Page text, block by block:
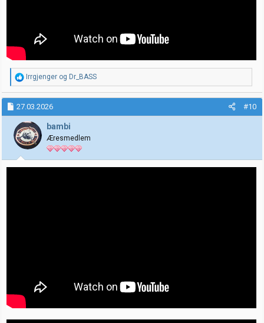
R
e
a
k
s
j
o
n
e
r
Irrgjenger og Dr_BASS
27.03.2026 #10
bambi
Æresmedlem